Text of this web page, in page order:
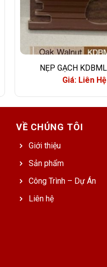
NẸP GẠCH
Giá: Liên Hệ
VỀ CHÚNG TÔI
Giới thiệu
Sản phẩm
Công Trình – Dự Án
Liên hệ